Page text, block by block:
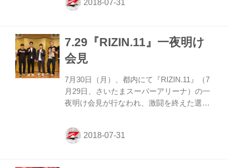
11回目にして最もトラブルが大きい大会で
してアンディ・サワー選手の出場辞退とい
うトラブルやメルビン・ギラード選手のウ
ェイトオーバーなど、いろいろありまし
た。テレビ中継の影響による会場で休憩時
間が1時間あったのは申し訳ないと思って
います。イベントとして休憩時間の対応策
7.29『RIZIN.11』一夜明け
会見
7月30日（月）、都内にて『RIZIN.11』（7
月29日、さいたまスーパーアリーナ）の一
夜明け会見が行なわれ、激闘を終えた選手
RIZIN実行委員長、浅倉カンナ、堀口恭
司、五味隆典、海人、山本美憂らが登場。